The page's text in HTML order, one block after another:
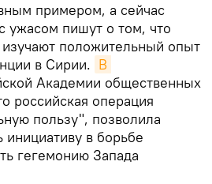
примером, а сейчас
ужасом пишут о том, что
изучают положительный опыт
в Сирии. В
Академии общественных
российская операция
пользу", позволила
инициативу в борьбе
гегемонию Запада